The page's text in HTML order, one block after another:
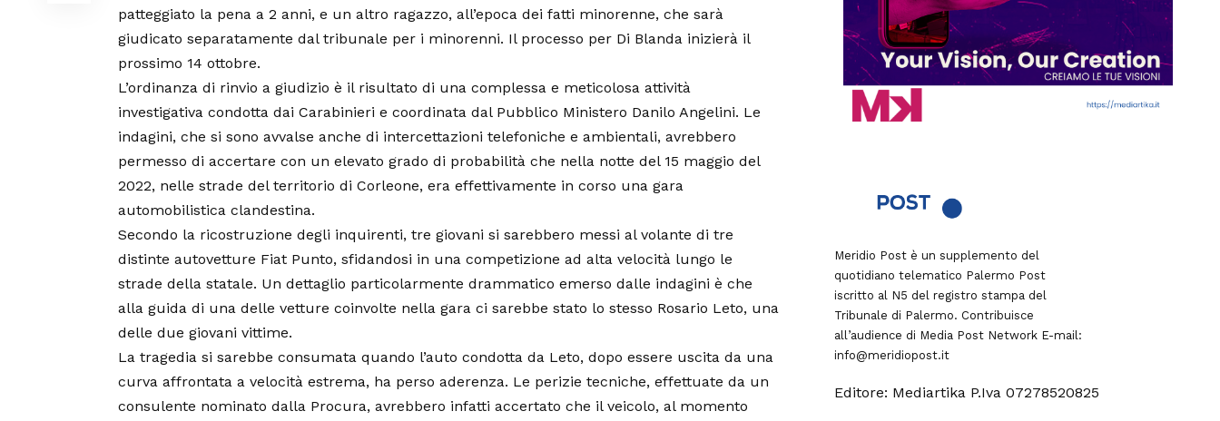
patteggiato la pena a 2 anni, e un altro ragazzo, all’epoca dei fatti minorenne, che sarà
giudicato separatamente dal tribunale per i minorenni. Il processo per Di Blanda inizierà il
prossimo 14 ottobre.
L’ordinanza di rinvio a giudizio è il risultato di una complessa e meticolosa attività
investigativa condotta dai Carabinieri e coordinata dal Pubblico Ministero Danilo Angelini. Le
indagini, che si sono avvalse anche di intercettazioni telefoniche e ambientali, avrebbero
permesso di accertare con un elevato grado di probabilità che nella notte del 15 maggio del
2022, nelle strade del territorio di Corleone, era effettivamente in corso una gara
automobilistica clandestina.
Secondo la ricostruzione degli inquirenti, tre giovani si sarebbero messi al volante di tre
distinte autovetture Fiat Punto, sfidandosi in una competizione ad alta velocità lungo le
strade della statale. Un dettaglio particolarmente drammatico emerso dalle indagini è che
alla guida di una delle vetture coinvolte nella gara ci sarebbe stato lo stesso Rosario Leto, una
delle due giovani vittime.
La tragedia si sarebbe consumata quando l’auto condotta da Leto, dopo essere uscita da una
curva affrontata a velocità estrema, ha perso aderenza. Le perizie tecniche, effettuate da un
consulente nominato dalla Procura, avrebbero infatti accertato che il veicolo, al momento
Meridio Post è un supplemento del
quotidiano telematico Palermo Post
iscritto al N5 del registro stampa del
Tribunale di Palermo. Contribuisce
all’audience di Media Post NetworkE-mail:
info@meridiopost.it
Editore: Mediartika P.Iva 07278520825